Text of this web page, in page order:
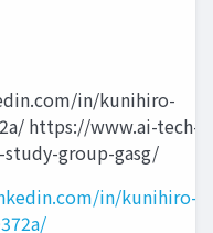
in/kunihiro-
https://www.ai-tech-
group-gasg/
in/kunihiro-